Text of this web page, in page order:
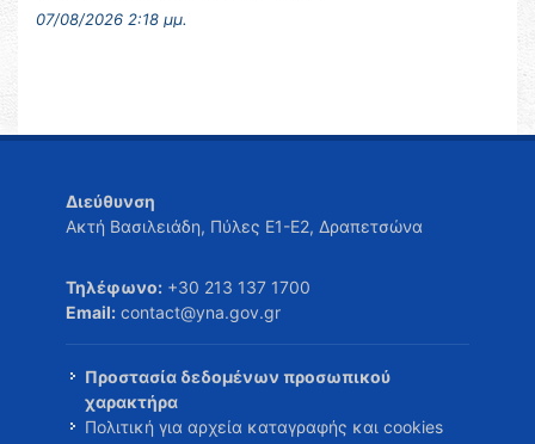
07/08/2026 2:18 μμ.
Διεύθυνση
Ακτή Βασιλειάδη, Πύλες Ε1-Ε2, Δραπετσώνα
Τηλέφωνο: +30 213 137 1700
Email: contact@yna.gov.gr
Προστασία δεδομένων προσωπικού
χαρακτήρα
Πολιτική για αρχεία καταγραφής και cookies